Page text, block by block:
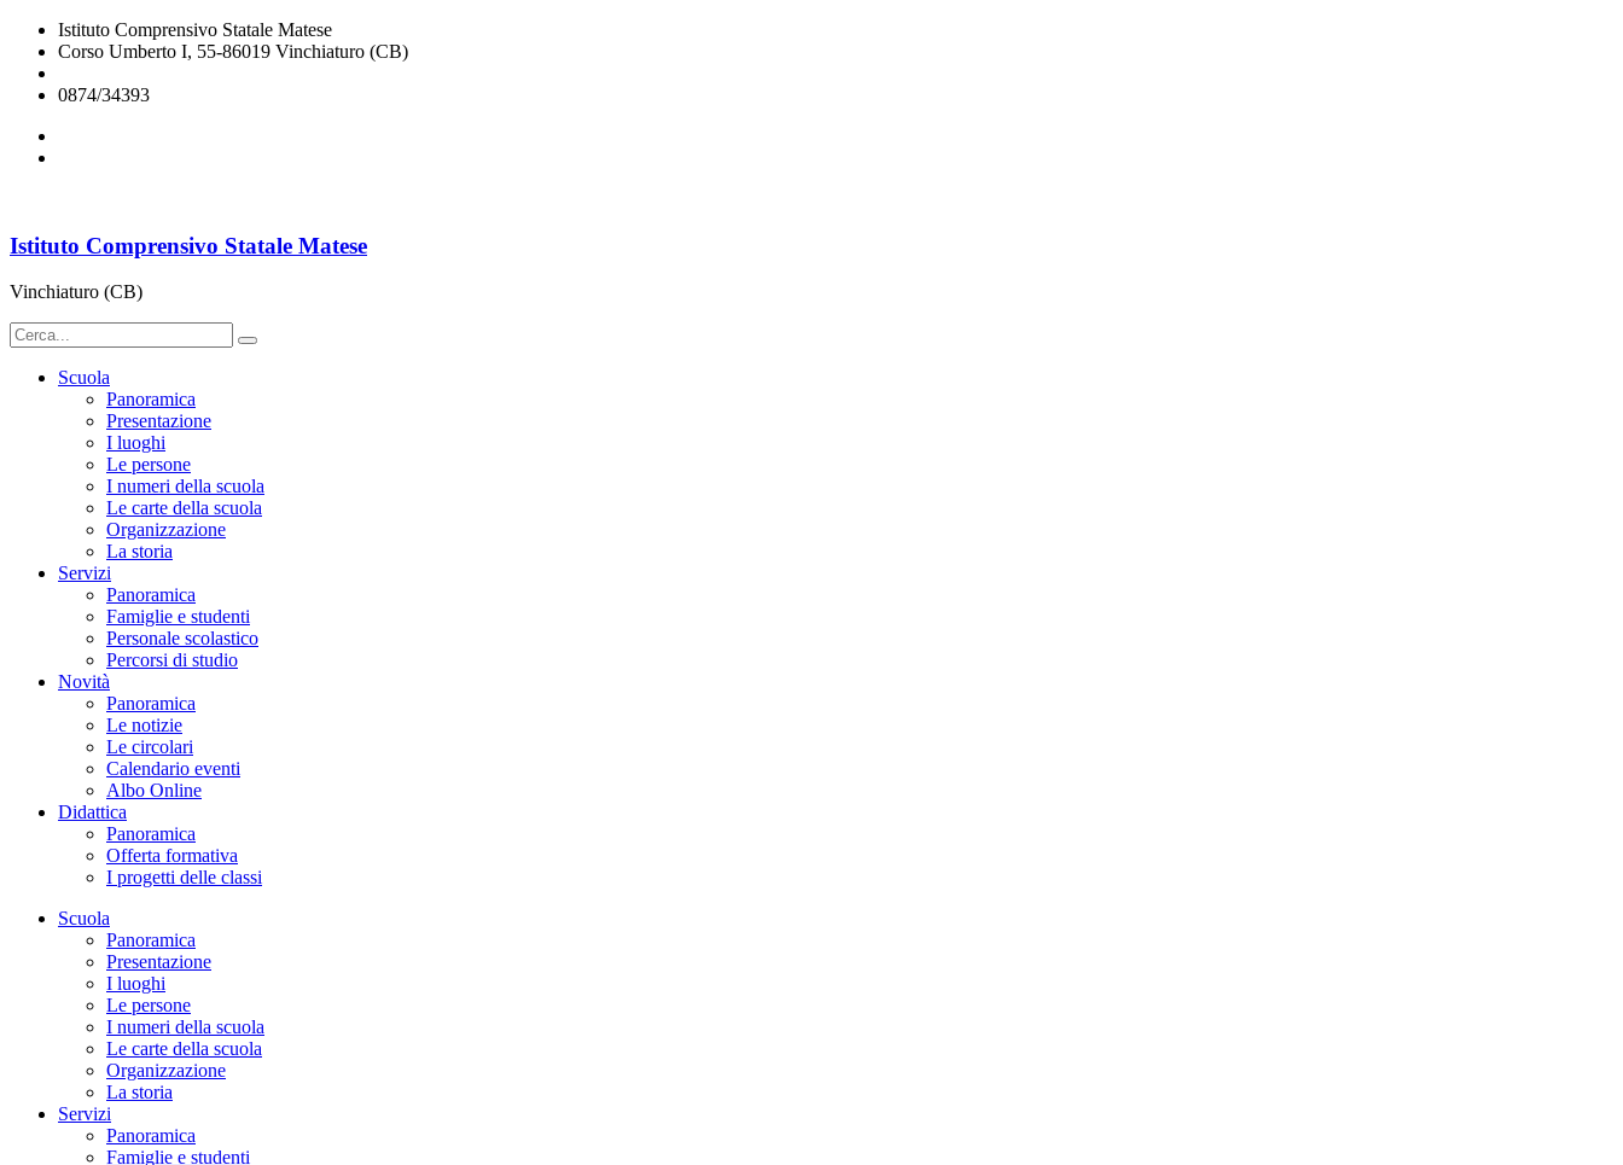
Istituto Comprensivo Statale Matese
Corso Umberto I, 55-86019 Vinchiaturo (CB)
0874/34393
Istituto Comprensivo Statale Matese
Vinchiaturo (CB)
Scuola
Panoramica
Presentazione
I luoghi
Le persone
I numeri della scuola
Le carte della scuola
Organizzazione
La storia
Servizi
Panoramica
Famiglie e studenti
Personale scolastico
Percorsi di studio
Novità
Panoramica
Le notizie
Le circolari
Calendario eventi
Albo Online
Didattica
Panoramica
Offerta formativa
I progetti delle classi
Scuola
Panoramica
Presentazione
I luoghi
Le persone
I numeri della scuola
Le carte della scuola
Organizzazione
La storia
Servizi
Panoramica
Famiglie e studenti